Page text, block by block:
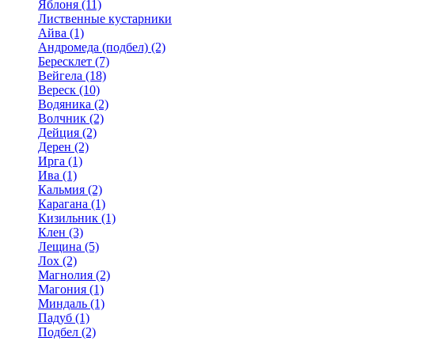
Яблоня (11)
Лиственные кустарники
Айва (1)
Андромеда (подбел) (2)
Бересклет (7)
Вейгела (18)
Вереск (10)
Водяника (2)
Волчник (2)
Дейция (2)
Дерен (2)
Ирга (1)
Ива (1)
Кальмия (2)
Карагана (1)
Кизильник (1)
Клен (3)
Лещина (5)
Лох (2)
Магнолия (2)
Магония (1)
Миндаль (1)
Падуб (1)
Подбел (2)